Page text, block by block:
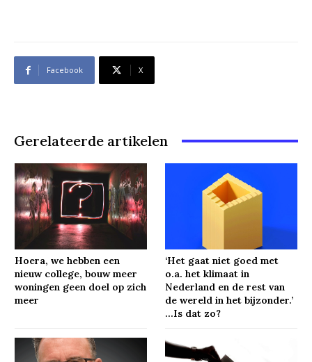
Facebook X
Gerelateerde artikelen
Hoera, we hebben een
nieuw college, bouw meer
woningen geen doel op zich
meer
‘Het gaat niet goed met
o.a. het klimaat in
Nederland en de rest van
de wereld in het bijzonder.’
…Is dat zo?